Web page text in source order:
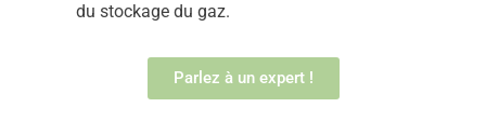
du stockage du gaz.
Parlez à un expert !